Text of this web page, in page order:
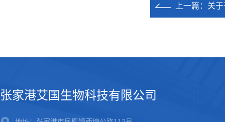
上一篇： 关
张家港艾国生物科技有限公司